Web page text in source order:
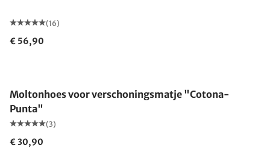
(16)
€ 56,90
Moltonhoes voor verschoningsmatje "Cotona-
Punta"
(3)
€ 30,90